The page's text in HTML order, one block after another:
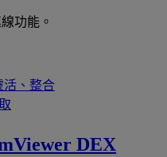
功能。
活、整合
DEX